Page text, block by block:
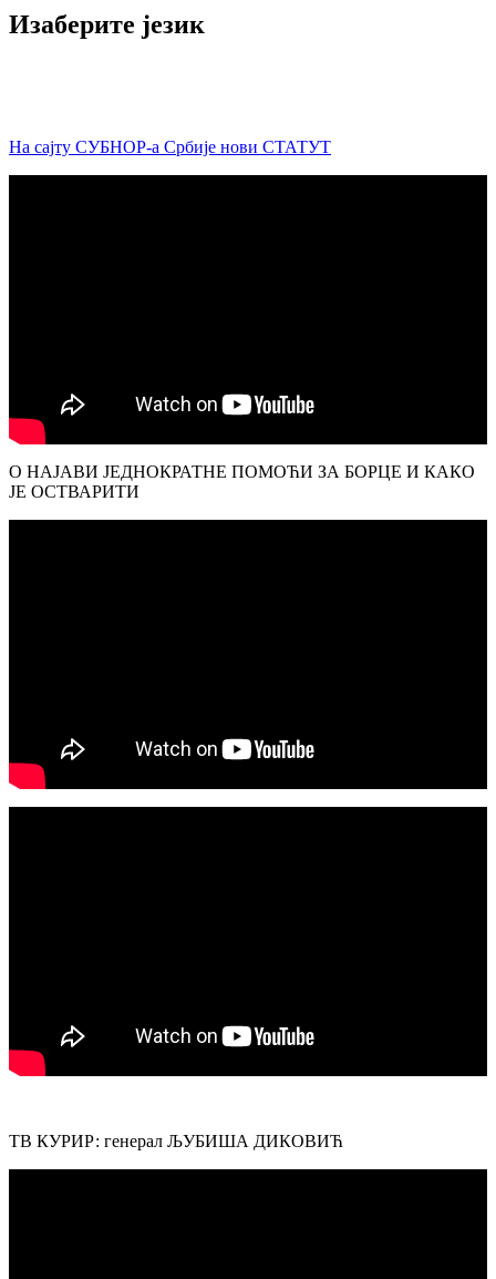
Изаберите језик
На сајту СУБНОР-а Србије нови СТАТУТ
О НАЈАВИ ЈЕДНОКРАТНЕ ПОМОЋИ ЗА БОРЦЕ И КАКО
ЈЕ ОСТВАРИТИ
ТВ КУРИР: генерал ЉУБИША ДИКОВИЋ